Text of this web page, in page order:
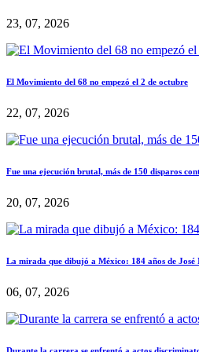
23, 07, 2026
El Movimiento del 68 no empezó el 2 de octubre
22, 07, 2026
Fue una ejecución brutal, más de 150 disparos
20, 07, 2026
La mirada que dibujó a México: 184 años de José
06, 07, 2026